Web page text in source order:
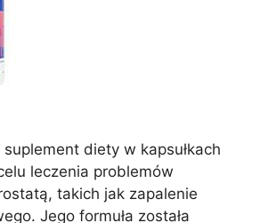
diety w kapsułkach
leczenia problemów
takich jak zapalenie
Jego formuła została